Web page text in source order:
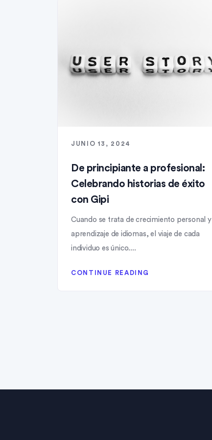
JUNIO 13, 2024
De principiante a profesional:
Celebrando historias de éxito
con Gipi
Cuando se trata de crecimiento personal y
aprendizaje de idiomas, el viaje de cada
individuo es único....
CONTINUE READING